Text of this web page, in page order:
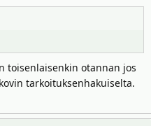
toisenlaisenkin otannan jos
tarkoituksenhakuiselta.